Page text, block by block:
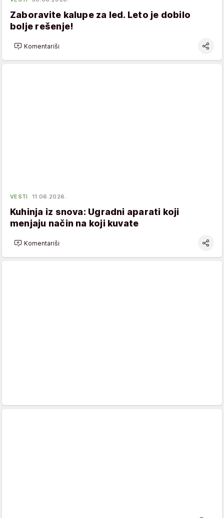
Zaboravite kalupe za led. Leto je dobilo
bolje rešenje!
Komentariši
VESTI 11.06.2026.
Kuhinja iz snova: Ugradni aparati koji
menjaju način na koji kuvate
Komentariši